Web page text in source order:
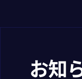
お知